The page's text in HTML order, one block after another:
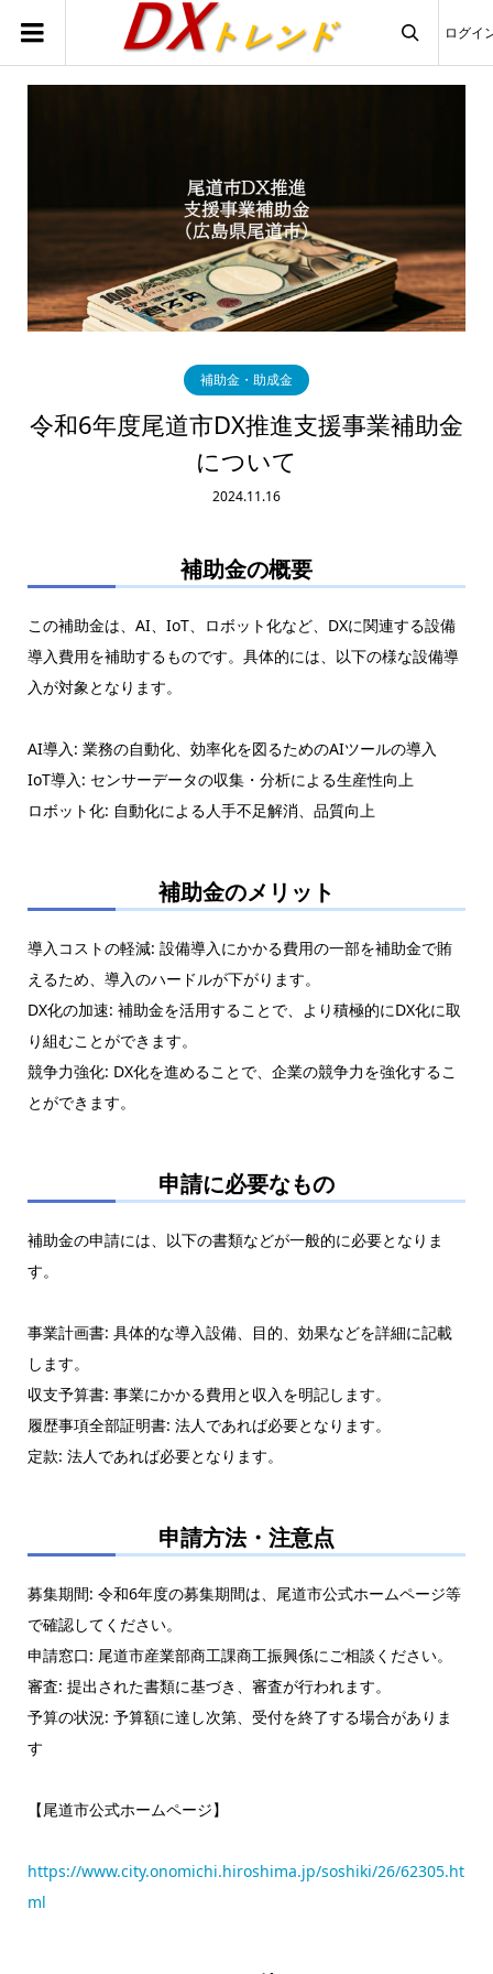
ログイ
補助金・助成金
令和6年度尾道市DX推進支援事業補助金
について
2024.11.16
補助金の概要
この補助金は、AI、IoT、ロボット化など、DXに関連する設備
導入費用を補助するものです。具体的には、以下の様な設備導
入が対象となります。
AI導入: 業務の自動化、効率化を図るためのAIツールの導入
IoT導入: センサーデータの収集・分析による生産性向上
ロボット化: 自動化による人手不足解消、品質向上
補助金のメリット
導入コストの軽減: 設備導入にかかる費用の一部を補助金で賄
えるため、導入のハードルが下がります。
DX化の加速: 補助金を活用することで、より積極的にDX化に取
り組むことができます。
競争力強化: DX化を進めることで、企業の競争力を強化するこ
とができます。
申請に必要なもの
補助金の申請には、以下の書類などが一般的に必要となりま
す。
事業計画書: 具体的な導入設備、目的、効果などを詳細に記載
します。
収支予算書: 事業にかかる費用と収入を明記します。
履歴事項全部証明書: 法人であれば必要となります。
定款: 法人であれば必要となります。
申請方法・注意点
募集期間: 令和6年度の募集期間は、尾道市公式ホームページ等
で確認してください。
申請窓口: 尾道市産業部商工課商工振興係にご相談ください。
審査: 提出された書類に基づき、審査が行われます。
予算の状況: 予算額に達し次第、受付を終了する場合がありま
す
【尾道市公式ホームページ】
https://www.city.onomichi.hiroshima.jp/soshiki/26/62305.ht
ml